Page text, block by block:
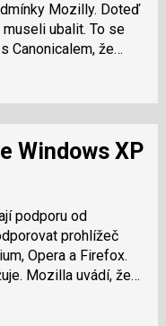
Mozilly. Doteď
ubalit. To se
Canonicalem, že
podporu od
prohlížeč
Opera a Firefox.
že